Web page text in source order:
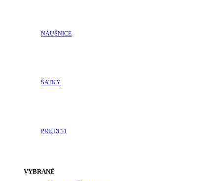
NÁUŠNICE
ŠATKY
PRE DETI
VYBRANÉ